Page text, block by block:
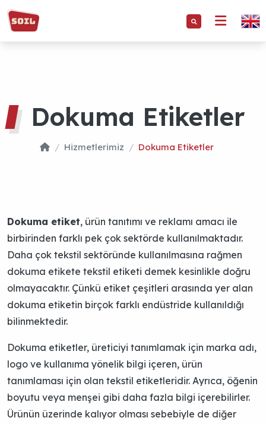
Dokuma
Hizmetlerimiz Dokuma Etiketler
Dokuma etiket, ürün tanıtımı ve reklamı amacı ile
birbirinden farklı pek çok sektörde kullanılmaktadır.
Daha çok tekstil sektöründe kullanılmasına rağmen
dokuma etikete tekstil etiketi demek kesinlikle doğru
olmayacaktır. Çünkü etiket çeşitleri arasında yer alan
dokuma etiketin birçok farklı endüstride kullanıldığı
bilinmektedir.
Dokuma etiketler, üreticiyi tanımlamak için marka adı,
logo ve kullanıma yönelik bilgi içeren, ürün
tanımlaması için olan tekstil etiketleridir. Ayrıca, öğenin
boyutu veya menşei gibi daha fazla bilgi içerebilirler.
Ürünün üzerinde kalıyor olması sebebiyle de diğer